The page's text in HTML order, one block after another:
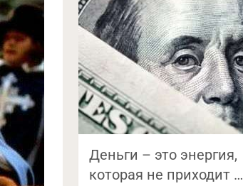
Деньги – это энергия,
которая не приходит …